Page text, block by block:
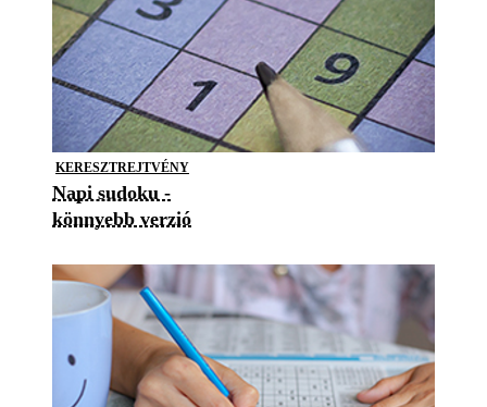
KERESZTREJTVÉNY
Napi sudoku -
könnyebb verzió